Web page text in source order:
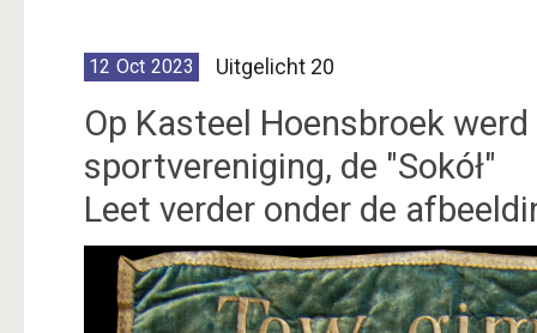
12 Oct 2023 Uitgelicht 20
Op Kasteel Hoensbroek
sportvereniging, de "Sokół"
Leet verder onder de